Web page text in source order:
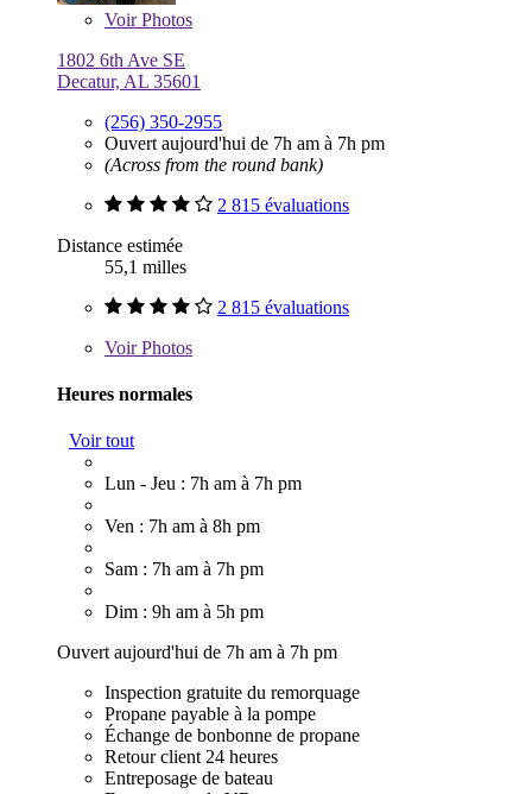
VoirPhotos
1802 6th Ave SE
Decatur, AL 35601
(256) 350-2955
Ouvert aujourd'hui de 7h am à 7h pm
(Across from the round bank)
2 815 évaluations
Distance estimée
55,1 milles
2 815 évaluations
VoirPhotos
Heures normales
Voir tout
Lun - Jeu : 7h am à 7h pm
Ven : 7h am à 8h pm
Sam : 7h am à 7h pm
Dim : 9h am à 5h pm
Ouvert aujourd'hui de 7h am à 7h pm
Inspection gratuite du remorquage
Propane payable à la pompe
Échange de bonbonne de propane
Retour client 24 heures
Entreposage de bateau